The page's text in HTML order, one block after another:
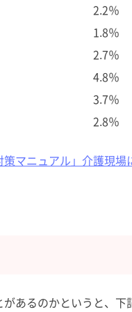
2.2％
1.8％
2.7％
4.8％
3.7％
2.8％
マニュアル」介護現
あるのかというと、下